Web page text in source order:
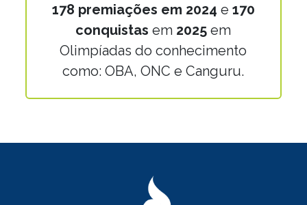
178 premiações em 2024 e 170
conquistas em 2025 em
Olimpíadas do conhecimento
como: OBA, ONC e Canguru.